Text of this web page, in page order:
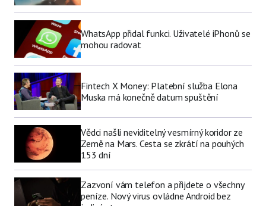
WhatsApp přidal funkci. Uživatelé iPhonů se
mohou radovat
Fintech X Money: Platební služba Elona
Muska má konečně datum spuštění
Vědci našli neviditelný vesmírný koridor ze
Země na Mars. Cesta se zkrátí na pouhých
153 dní
Zazvoní vám telefon a přijdete o všechny
peníze. Nový virus ovládne Android bez